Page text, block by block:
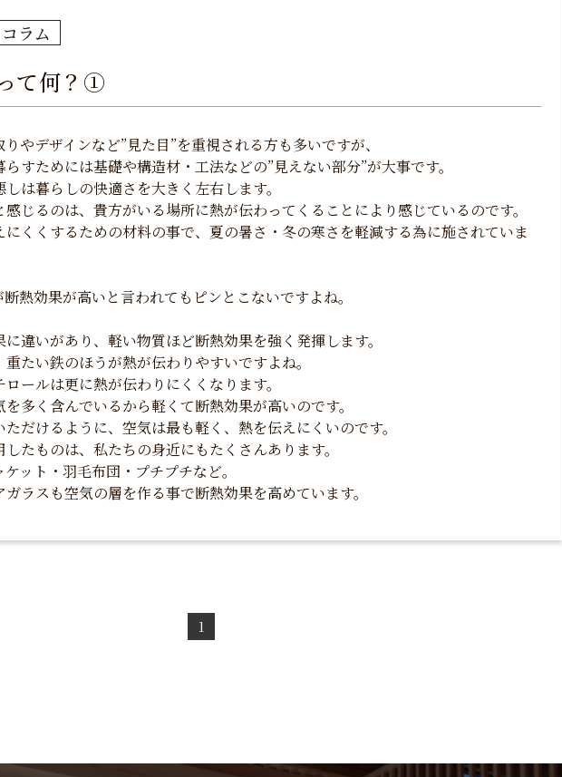
コラム
て何？①
やデザインなど”見た目”を重視される方も多いですが、
すためには基礎や構造材・工法などの”見えない部分”が大事です。
は暮らしの快適さを大きく左右します。
じるのは、貴方がいる場所に熱が伝わってくることにより感じているのです。
くくするための材料の事で、夏の暑さ・冬の寒さを軽減する為に施されていま
熱効果が高いと言われてもピンとこないですよね。
違いがあり、軽い物質ほど断熱効果を強く発揮します。
たい鉄のほうが熱が伝わりやすいですよね。
ールは更に熱が伝わりにくくなります。
多く含んでいるから軽くて断熱効果が高いのです。
だけるように、空気は最も軽く、熱を伝えにくいのです。
たものは、私たちの身近にもたくさんあります。
ット・羽毛布団・プチプチなど。
ラスも空気の層を作る事で断熱効果を高めています。
1